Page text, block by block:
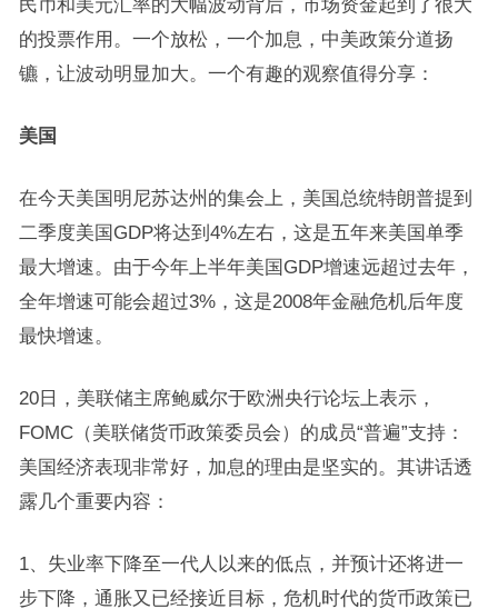
民币和美元汇率的大幅波动背后，市场资金起到了很大
的投票作用。一个放松，一个加息，中美政策分道扬
镳，让波动明显加大。一个有趣的观察值得分享：
美国
在今天美国明尼苏达州的集会上，美国总统特朗普提到
二季度美国GDP将达到4%左右，这是五年来美国单季
最大增速。由于今年上半年美国GDP增速远超过去年，
全年增速可能会超过3%，这是2008年金融危机后年度
最快增速。
20日，美联储主席鲍威尔于欧洲央行论坛上表示，
FOMC（美联储货币政策委员会）的成员“普遍”支持：
美国经济表现非常好，加息的理由是坚实的。其讲话透
露几个重要内容：
1、失业率下降至一代人以来的低点，并预计还将进一
步下降，通胀又已经接近目标，危机时代的货币政策已